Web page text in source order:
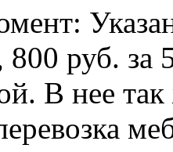
руб. за
В нее